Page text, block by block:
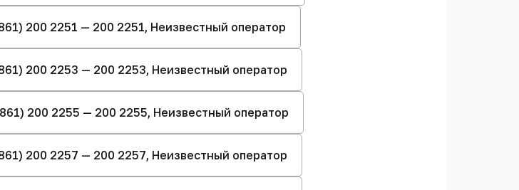
200 2251 — 200 2251, Неизвестный оператор
200 2253 — 200 2253, Неизвестный оператор
200 2255 — 200 2255, Неизвестный оператор
200 2257 — 200 2257, Неизвестный оператор